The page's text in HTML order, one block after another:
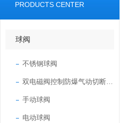
PRODUCTS CENTER
球阀
不锈钢球阀
手动球阀
电动球阀